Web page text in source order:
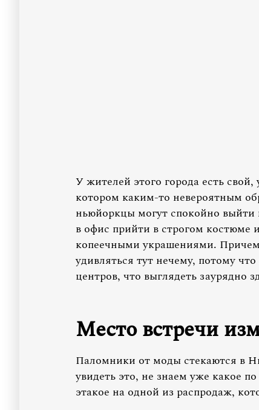
У жителей этого города есть
котором каким-то невероятным
ньюйоркцы могут спокойно выйти
в офис прийти в строгом костюме
копеечными украшениями.
удивляться тут нечему, потому
центров, что выглядеть заурядно
Место встречи
Паломники от моды стекаются в
увидеть это, не знаем уже какое
этакое на одной из распродаж,